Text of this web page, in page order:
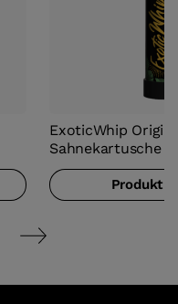
ExoticWhip
Sahnekartusche
Produkt